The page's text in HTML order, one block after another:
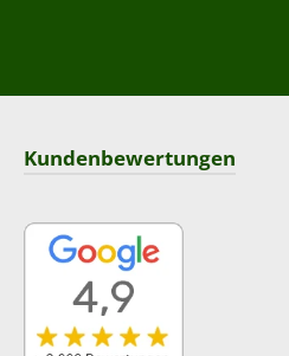
Kundenbewertungen